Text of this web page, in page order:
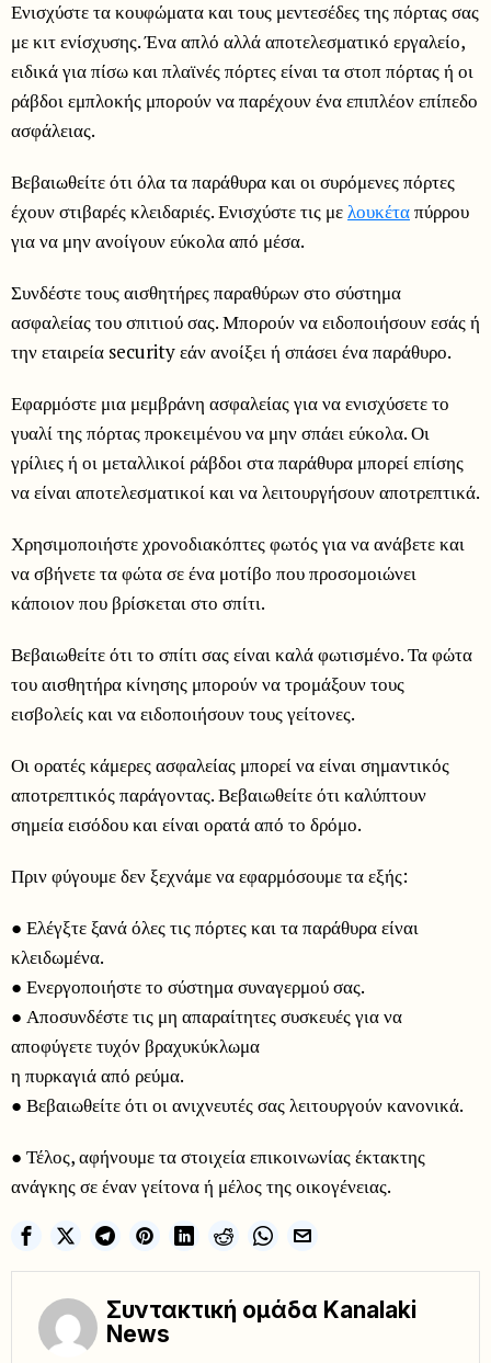
Ενισχύστε τα κουφώματα και τους μεντεσέδες της πόρτας σας
με κιτ ενίσχυσης. Ένα απλό αλλά αποτελεσματικό εργαλείο,
ειδικά για πίσω και πλαϊνές πόρτες είναι τα στοπ πόρτας ή οι
ράβδοι εμπλοκής μπορούν να παρέχουν ένα επιπλέον επίπεδο
ασφάλειας.
Βεβαιωθείτε ότι όλα τα παράθυρα και οι συρόμενες πόρτες
έχουν στιβαρές κλειδαριές. Ενισχύστε τις μελουκέταπύρρου
για να μην ανοίγουν εύκολα από μέσα.
Συνδέστε τους αισθητήρες παραθύρων στο σύστημα
ασφαλείας του σπιτιού σας. Μπορούν να ειδοποιήσουν εσάς ή
την εταιρεία security εάν ανοίξει ή σπάσει ένα παράθυρο.
Εφαρμόστε μια μεμβράνη ασφαλείας για να ενισχύσετε το
γυαλί της πόρτας προκειμένου να μην σπάει εύκολα. Οι
γρίλιες ή οι μεταλλικοί ράβδοι στα παράθυρα μπορεί επίσης
να είναι αποτελεσματικοί και να λειτουργήσουν αποτρεπτικά.
Χρησιμοποιήστε χρονοδιακόπτες φωτός για να ανάβετε και
να σβήνετε τα φώτα σε ένα μοτίβο που προσομοιώνει
κάποιον που βρίσκεται στο σπίτι.
Βεβαιωθείτε ότι το σπίτι σας είναι καλά φωτισμένο. Τα φώτα
του αισθητήρα κίνησης μπορούν να τρομάξουν τους
εισβολείς και να ειδοποιήσουν τους γείτονες.
Οι ορατές κάμερες ασφαλείας μπορεί να είναι σημαντικός
αποτρεπτικός παράγοντας. Βεβαιωθείτε ότι καλύπτουν
σημεία εισόδου και είναι ορατά από το δρόμο.
Πριν φύγουμε δεν ξεχνάμε να εφαρμόσουμε τα εξής:
● Ελέγξτε ξανά όλες τις πόρτες και τα παράθυρα είναι
κλειδωμένα.
● Ενεργοποιήστε το σύστημα συναγερμού σας.
● Αποσυνδέστε τις μη απαραίτητες συσκευές για να
αποφύγετε τυχόν βραχυκύκλωμα
η πυρκαγιά από ρεύμα.
● Βεβαιωθείτε ότι οι ανιχνευτές σας λειτουργούν κανονικά.
● Τέλος, αφήνουμε τα στοιχεία επικοινωνίας έκτακτης
ανάγκης σε έναν γείτονα ή μέλος της οικογένειας.
Συντακτική ομάδα Kanalaki
News